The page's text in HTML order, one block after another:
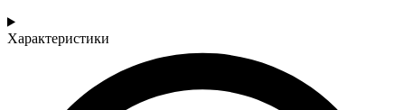
Характеристики